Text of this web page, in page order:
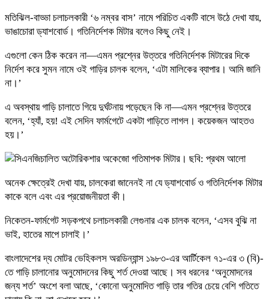
মতিঝিল-বাড্ডা চলাচলকারী ‘৬ নম্বর বাস’ নামে পরিচিত একটি বাসে উঠে দেখা যায়,
ভাঙাচোরা ড্যাশবোর্ড। গতিনির্দেশক মিটার বলেও কিছু নেই।
এগুলো কেন ঠিক করেন না—এমন প্রশ্নের উত্তরে গতিনির্দেশক মিটারের দিকে
নির্দেশ করে সুমন নামে ওই গাড়ির চালক বলেন, ‘এটা মালিকের ব্যাপার। আমি জানি
না।’
এ অবস্থায় গাড়ি চালাতে গিয়ে দুর্ঘটনায় পড়েছেন কি না—এমন প্রশ্নের উত্তরে
বলেন, ‘হ্যাঁ, হয়! এই সেদিন ফার্মগেটে একটা গাড়িতে লাগল। কয়েকজন আহতও
হয়।’
অনেক ক্ষেত্রেই দেখা যায়, চালকেরা জানেনই না যে ড্যাশবোর্ড ও গতিনির্দেশক মিটার
কাকে বলে এবং এর প্রয়োজনীয়তা কী।
নিকেতন-ফার্মগেট সড়কপথে চলাচলকারী লেগুনার এক চালক বলেন, ‘এসব বুঝি না
ভাই, হাতের মাপে চালাই।’
বাংলাদেশের দ্য মোটর ভেহিকলস অরডিন্যান্স ১৯৮৩-এর আর্টিকেল ৭১-এর ৩ (বি)-
তে গাড়ি চালানোর অনুমোদনের কিছু শর্ত দেওয়া আছে। সব ধরনের ‘অনুমোদনের
জন্য শর্ত’ অংশে বলা আছে, ‘কোনো অনুমোদিত গাড়ি তার গতির চেয়ে বেশি গতিতে